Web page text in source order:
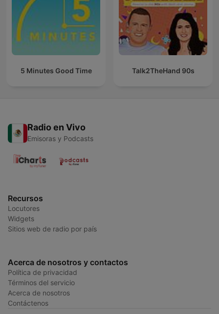
5 Minutes Good Time Talk2TheHand 90s
Radio en Vivo
Emisoras y Podcasts
Recursos
Locutores
Widgets
Sitios web de radio por país
Acerca de nosotros y contactos
Política de privacidad
Términos del servicio
Acerca de nosotros
Contáctenos